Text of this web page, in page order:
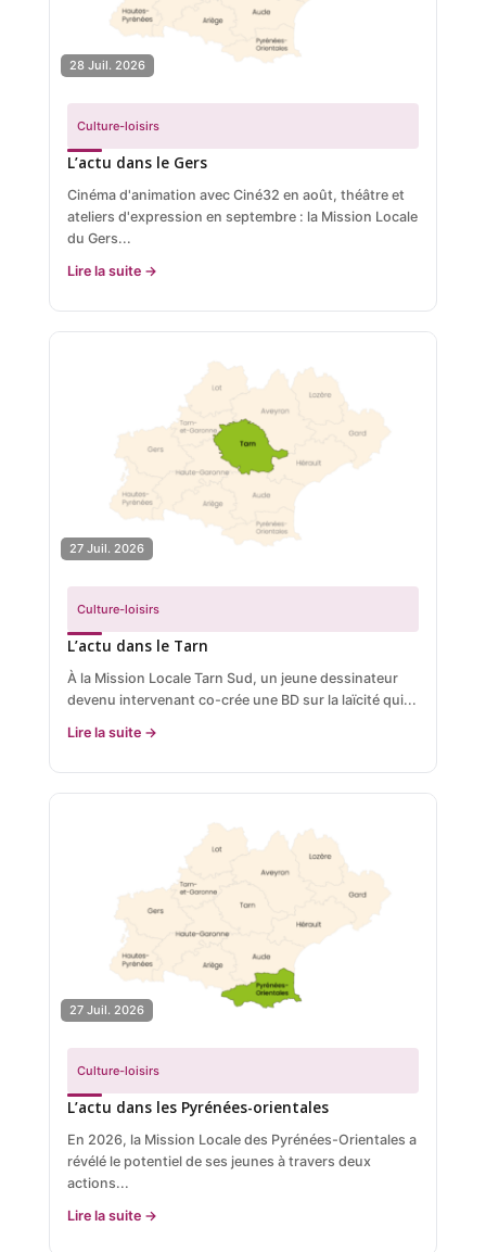
28 Juil. 2026
Culture-loisirs
L’actu dans le Gers
Cinéma d'animation avec Ciné32 en août, théâtre et
ateliers d'expression en septembre : la Mission Locale
du Gers...
Lire la suite →
27 Juil. 2026
Culture-loisirs
L’actu dans le Tarn
À la Mission Locale Tarn Sud, un jeune dessinateur
devenu intervenant co-crée une BD sur la laïcité qui...
Lire la suite →
27 Juil. 2026
Culture-loisirs
L’actu dans les Pyrénées-orientales
En 2026, la Mission Locale des Pyrénées-Orientales a
révélé le potentiel de ses jeunes à travers deux
actions...
Lire la suite →